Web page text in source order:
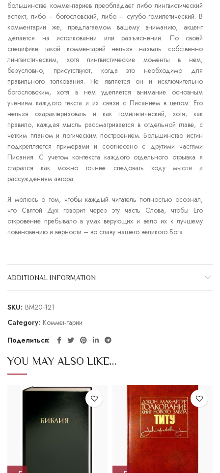
большинстве комментариев преобладает либо лингвистический
аспект, либо – богословский, либо – сугубо гомилетический. В
комментарии же, предлагаемом вашему вниманию, акцент
делается на истолковании или разъяснении. По своей
специфике такой комментарий нельзя назвать собственно
лингвистическим, хотя лингвистические моменты в нем,
безусловно, присутствуют, когда это необходимо для
правильного толкования. Не является он и исключительно
богословским, хотя в нем уделяется внимание основным
учениям каждого текста и их связи с Писанием в целом. Его
нельзя охарактеризовать и как гомилетический, хотя, как
правило, каждая мысль рассматривается в отдельной главе, с
четким планом и логическим построением. Большинство истин
подкрепляется примерами и соотнесено с другими частями
Писания. С учетом контекста каждого отдельного отрывка я
старался как можно точнее следовать ходу мысли и
рассуждениям автора.
Я молюсь о том, чтобы каждый читатель полностью осознал,
что Святой Дух говорит через эту часть Слова, чтобы Его
откровение пребывало в умах верующих и вело их к лучшему
повиновению и верности – во славу нашего великого Бога.
ADDITIONAL INFORMATION
SKU: BM20-121
Category: Комментарии
Поделиться
YOU MAY ALSO LIKE…